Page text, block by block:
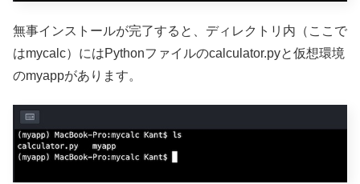
無事インストールが完了すると、ディレクトリ内（ここで
はmycalc）にはPythonファイルのcalculator.pyと仮想環境
のmyappがあります。